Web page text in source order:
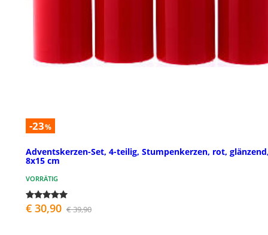
-23%
Adventskerzen-Set, 4-teilig, Stumpenkerzen, rot,
8x15 cm
VORRÄTIG
€ 30,90 € 39,90